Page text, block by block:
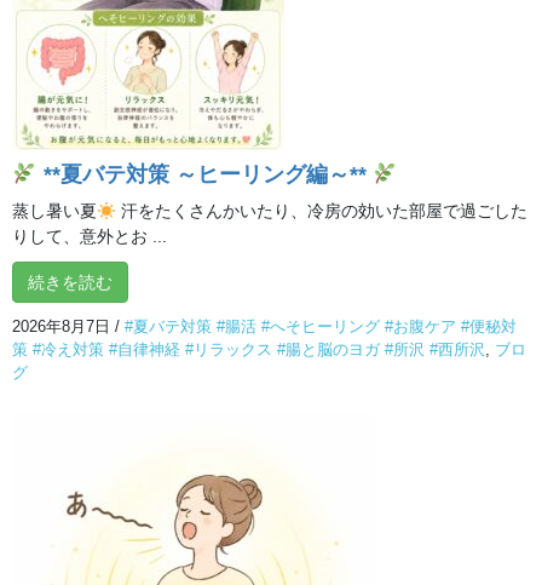
そんな気分をふきとばす一番の方法は、体を動かすことです。
落ち込んでいるときは体を動かしたくないものですが、
レインヨガの全身振りエクササイズなら、だれでも、
単にできます。
振る動作を行うと、頭にあった重心が下腹におりてきます。
ネガティブな考えがぎっしり埋まっていた脳が軽くなり、
ラダもスッキリ。エネルギーの循環がスムーズになり、
を取り戻していきます。
テンションを無理矢理上げようとする必要はありません。力を抜
いて、体を振るだけで、不思議と力がわいてきます。
本来、あなたの脳はとても元気でクリエイティブです。
の姿へと戻していくのが、イルチブレインヨガです。
まず、楽しみながら行ってみてください。
https://youtu.be/plRtt9Lbywk
**夏バテ対策 ～ヒーリング編～**
蒸し暑い夏
汗をたくさんかいたり、冷房の効いた部屋で過ごした
りして、意外とお ...
続きを読む
2026年8月7日 / #夏バテ対策 #腸活 #へそヒーリング #お腹ケア #便秘対
策 #冷え対策 #自律神経 #リラックス #腸と脳のヨガ #所沢 #西所沢 , ブロ
グ